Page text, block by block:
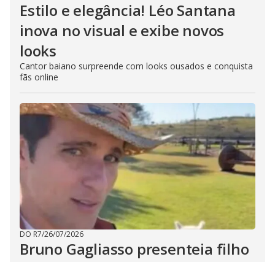
Estilo e elegância! Léo Santana
inova no visual e exibe novos
looks
Cantor baiano surpreende com looks ousados e conquista
fãs online
DO R7/26/07/2026
Bruno Gagliasso presenteia filho